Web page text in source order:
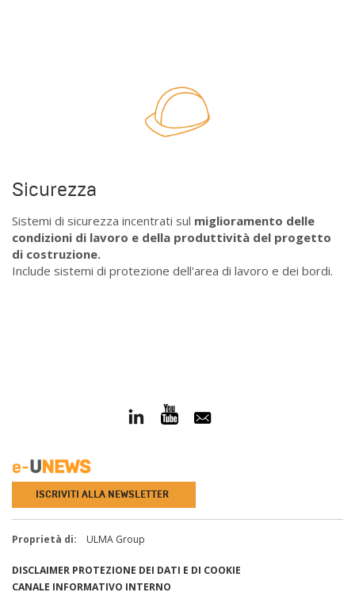
Sicurezza
Sistemi di sicurezza incentrati sul miglioramento delle
condizioni di lavoro e della produttività del progetto
di costruzione.
Include sistemi di protezione dell'area di lavoro e dei bordi.
ISCRIVITI ALLA NEWSLETTER
Proprietà di: ULMA Group
DISCLAIMER PROTEZIONE DEI DATI E DI COOKIE
CANALE INFORMATIVO INTERNO